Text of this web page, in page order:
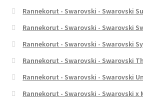
Rannekorut - Swarovski - Swarovski
Rannekorut - Swarovski - Swarovski
Rannekorut - Swarovski - Swarovski
Rannekorut - Swarovski - Swarovski
Rannekorut - Swarovski - Swarovski
Rannekorut - Swarovski - Swarovski x